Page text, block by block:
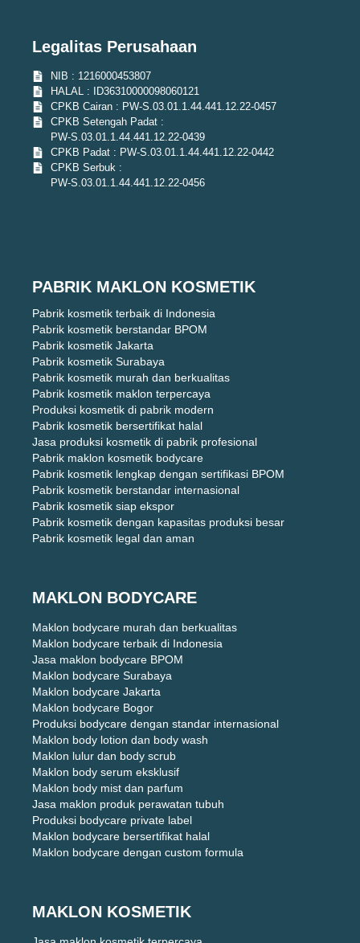
Legalitas Perusahaan
NIB : 1216000453807
HALAL : ID36310000098060121
CPKB Cairan : PW-S.03.01.1.44.441.12.22-0457
CPKB Setengah Padat :
PW-S.03.01.1.44.441.12.22-0439
CPKB Padat : PW-S.03.01.1.44.441.12.22-0442
CPKB Serbuk :
PW-S.03.01.1.44.441.12.22-0456
PABRIK MAKLON KOSMETIK
Pabrik kosmetik terbaik di Indonesia
Pabrik kosmetik berstandar BPOM
Pabrik kosmetik Jakarta
Pabrik kosmetik Surabaya
Pabrik kosmetik murah dan berkualitas
Pabrik kosmetik maklon terpercaya
Produksi kosmetik di pabrik modern
Pabrik kosmetik bersertifikat halal
Jasa produksi kosmetik di pabrik profesional
Pabrik maklon kosmetik bodycare
Pabrik kosmetik lengkap dengan sertifikasi BPOM
Pabrik kosmetik berstandar internasional
Pabrik kosmetik siap ekspor
Pabrik kosmetik dengan kapasitas produksi besar
Pabrik kosmetik legal dan aman
MAKLON BODYCARE
Maklon bodycare murah dan berkualitas
Maklon bodycare terbaik di Indonesia
Jasa maklon bodycare BPOM
Maklon bodycare Surabaya
Maklon bodycare Jakarta
Maklon bodycare Bogor
Produksi bodycare dengan standar internasional
Maklon body lotion dan body wash
Maklon lulur dan body scrub
Maklon body serum eksklusif
Maklon body mist dan parfum
Jasa maklon produk perawatan tubuh
Produksi bodycare private label
Maklon bodycare bersertifikat halal
Maklon bodycare dengan custom formula
MAKLON KOSMETIK